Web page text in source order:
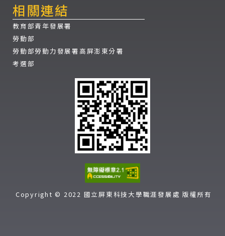
相關連結
教育部青年發展署
勞動部
勞動部勞動力發展署高屏澎東分署
考選部
Copyright © 2022 國立屏東科技大學職涯發展處 版權所有